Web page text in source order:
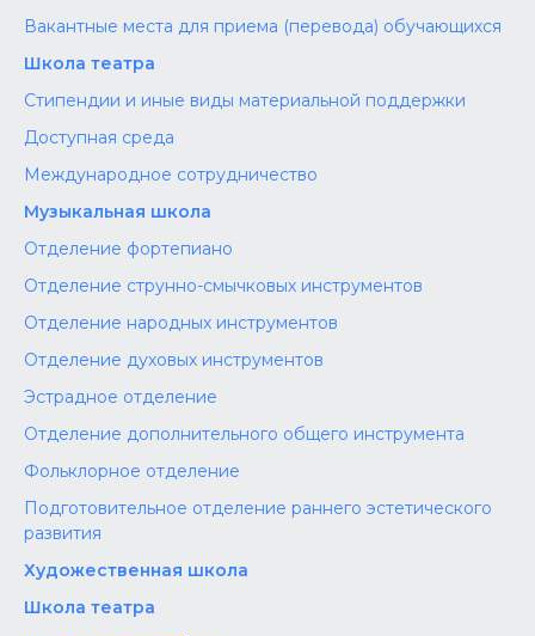
Вакантные места для приема (перевода) обучающихся
Школа театра
Стипендии и иные виды материальной поддержки
Доступная среда
Международное сотрудничество
Музыкальная школа
Отделение фортепиано
Отделение струнно-смычковых инструментов
Отделение народных инструментов
Отделение духовых инструментов
Эстрадное отделение
Отделение дополнительного общего инструмента
Фольклорное отделение
Подготовительное отделение раннего эстетического
развития
Художественная школа
Школа‌‌‌‌ театра